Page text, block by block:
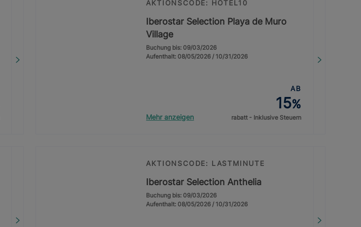
AKTIONSCODE: HOTEL10
Iberostar Selection Playa de Muro
Village
Buchung bis: 09/03/2026
Aufenthalt: 08/05/2026 / 10/31/2026
Mehr anzeigen
AB
15%
rabatt - Inklusive Steuern
AKTIONSCODE: LASTMINUTE
Iberostar Selection Anthelia
Buchung bis: 09/03/2026
Aufenthalt: 08/05/2026 / 10/31/2026